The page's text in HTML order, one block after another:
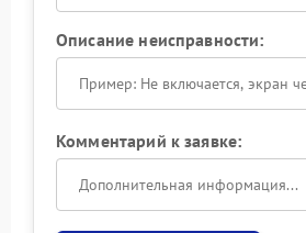
Описание неисправности:
Комментарий к заявке: